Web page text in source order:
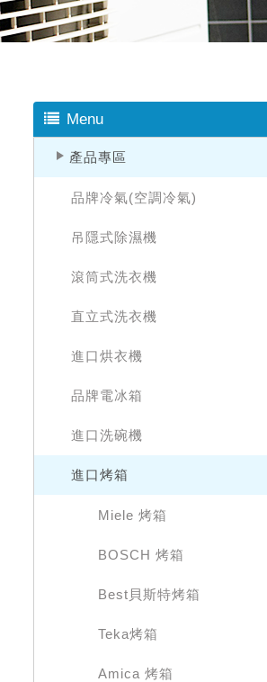
Menu
產品專區
品牌冷氣(空調冷氣)
吊隱式除濕機
滾筒式洗衣機
直立式洗衣機
進口烘衣機
品牌電冰箱
進口洗碗機
進口烤箱
Miele 烤箱
BOSCH 烤箱
Best貝斯特烤箱
Teka烤箱
Amica 烤箱